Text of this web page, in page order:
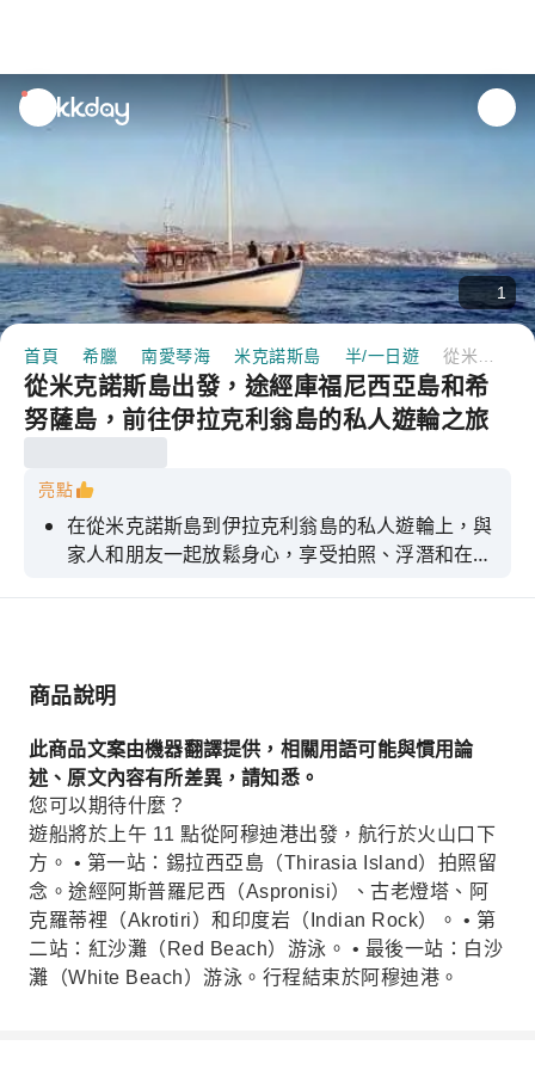
unread
notifications
1
首頁 希臘 南愛琴海 米克諾斯島 半/一日遊
從米克諾斯島出發，途經庫福尼西亞島和希
努薩島，前往伊拉克利翁島的私人遊輪之旅
亮點
在從米克諾斯島到伊拉克利翁島的私人遊輪上，與
家人和朋友一起放鬆身心，享受拍照、浮潛和在一
商品說明
此商品文案由機器翻譯提供，相關用語可能與慣用論
述、原文內容有所差異，請知悉。
您可以期待什麼？
遊船將於上午 11 點從阿穆迪港出發，航行於火山口下
方。 • 第一站：錫拉西亞島（Thirasia Island）拍照留
念。途經阿斯普羅尼西（Aspronisi）、古老燈塔、阿
克羅蒂裡（Akrotiri）和印度岩（Indian Rock）。 • 第
二站：紅沙灘（Red Beach）游泳。 • 最後一站：白沙
灘（White Beach）游泳。行程結束於阿穆迪港。